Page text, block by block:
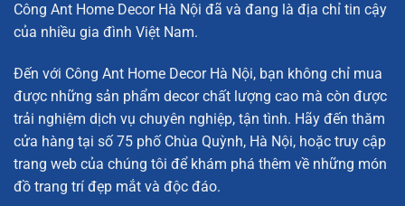
Công Ant Home Decor Hà Nội đã và đang là địa chỉ tin cậy
của nhiều gia đình Việt Nam.
Đến với Công Ant Home Decor Hà Nội, bạn không chỉ mua
được những sản phẩm decor chất lượng cao mà còn được
trải nghiệm dịch vụ chuyên nghiệp, tận tình. Hãy đến thăm
cửa hàng tại số 75 phố Chùa Quỳnh, Hà Nội, hoặc truy cập
trang web của chúng tôi để khám phá thêm về những món
đồ trang trí đẹp mắt và độc đáo.